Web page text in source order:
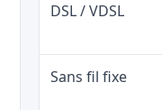
DSL / VDSL
Sans fil fixe